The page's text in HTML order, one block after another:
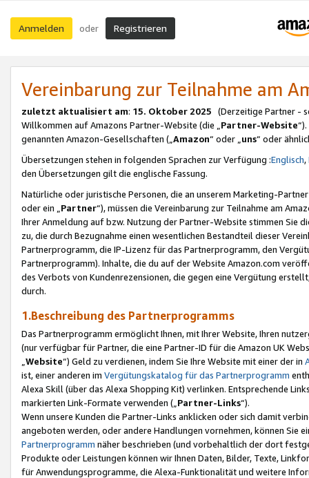
Anmelden oder Registrieren
Vereinbarung zur Teilnahme am
zuletzt aktualisiert am: 15. Oktober 2025 (Derzeitige Partner -
Willkommen auf Amazons Partner-Website (die „Partner-Website
genannten Amazon-Gesellschaften („Amazon“ oder „uns“ oder
Übersetzungen stehen in folgenden Sprachen zur Verfügung :Englisch,
den Übersetzungen gilt die englische Fassung.
Natürliche oder juristische Personen, die an unserem Marketing-
oder ein „Partner“), müssen die Vereinbarung zur Teilnahme am
Ihrer Anmeldung auf bzw. Nutzung der Partner-Website stimmen Sie
zu, die durch Bezugnahme einen wesentlichen Bestandteil dieser
Partnerprogramm, die IP-Lizenz für das Partnerprogramm, den
Partnerprogramm). Inhalte, die du auf der Website Amazon.com
des Verbots von Kundenrezensionen, die gegen eine Vergütung
durch.
1.Beschreibung des Partnerprogramms
Das Partnerprogramm ermöglicht Ihnen, mit Ihrer Website, Ihren
(nur verfügbar für Partner, die eine Partner-ID für die Amazon UK
Website“) Geld zu verdienen, indem Sie Ihre Website mit einer der in
ist, einer anderen im Vergütungskatalog für das Partnerprogramm
Alexa Skill (über das Alexa Shopping Kit) verlinken. Entsprechende
markierten Link-Formate verwenden („ Partner-Links“).
Wenn unsere Kunden die Partner-Links anklicken oder sich damit
angeboten werden, oder andere Handlungen vornehmen, können Sie
Partnerprogramm näher beschrieben (und vorbehaltlich der dort
Produkte oder Leistungen können wir Ihnen Daten, Bilder, Texte,
für Anwendungsprogramme, die Alexa-Funktionalität und weitere